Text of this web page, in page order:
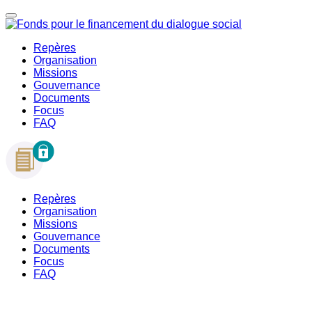
Repères
Organisation
Missions
Gouvernance
Documents
Focus
FAQ
Repères
Organisation
Missions
Gouvernance
Documents
Focus
FAQ